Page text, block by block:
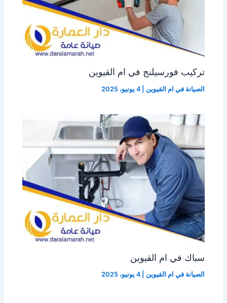
تركيب فورسيلنج في ام القيوين
الصيانة في ام القيوين |4 يونيو، 2025
سباك في ام القيوين
الصيانة في ام القيوين |4 يونيو، 2025